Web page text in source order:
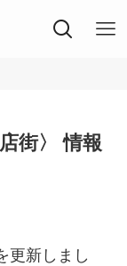
区の商店街
街〉 情報
更新しまし